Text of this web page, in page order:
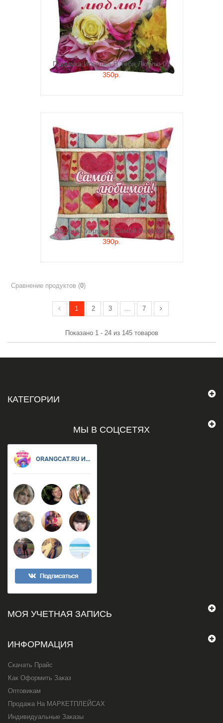
Подушка Игрушка Я Тебя Люблю 01
350р.
Подушка Игрушка Самой Любимой
390р.
Сравнение продуктов (0)
1 2 3 ... 7
Показано 1 - 24 из 145 товаров
КАТЕГОРИИ
МЫ В СОЦСЕТЯХ
МОЯ УЧЕТНАЯ ЗАПИСЬ
ИНФОРМАЦИЯ
Скачать Прайс
Как Оформить Заказ
Оптовикам
Продажа На МАРКЕТПЛЕЙСАХ
Индивидуальные Заказы